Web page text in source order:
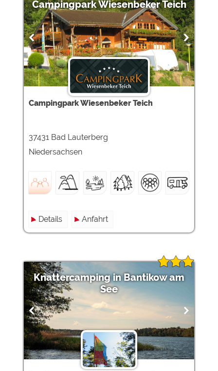
Campingpark Wiesenbeker Teich
Campingpark Wiesenbeker Teich
37431 Bad Lauterberg
Niedersachsen
Details Anfahrt
Knattercamping in Bantikow am
See